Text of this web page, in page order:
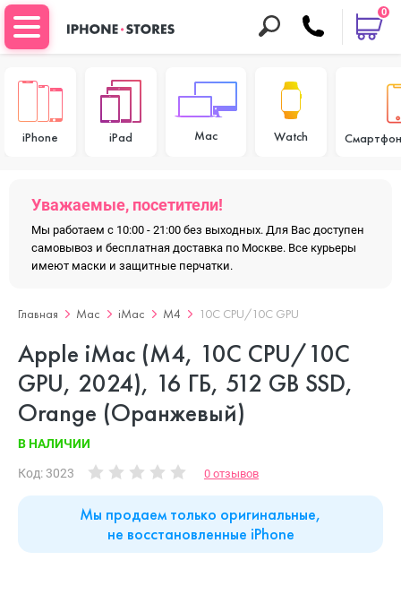
0
iPhone iPad Mac Watch
Уважаемые, посетители!
Мы работаем с 10:00 - 21:00 без выходных. Для Вас доступен
самовывоз и бесплатная доставка по Москве. Все курьеры
имеют маски и защитные перчатки.
Главная Mac iMac M4 10C CPU/10C GPU
Apple iMac (M4, 10C CPU/10C
GPU, 2024), 16 ГБ, 512 GB SSD,
Orange (Оранжевый)
В НАЛИЧИИ
Код: 3023 0 отзывов
Мы продаем только оригинальные,
не восстановленные iPhone